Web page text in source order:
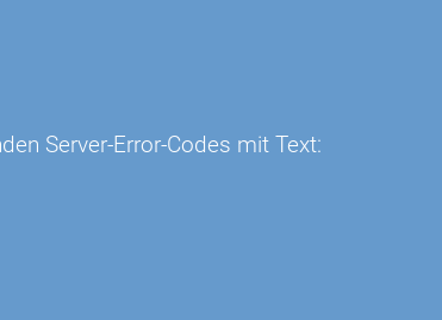
Server-Error-Codes mit Text: